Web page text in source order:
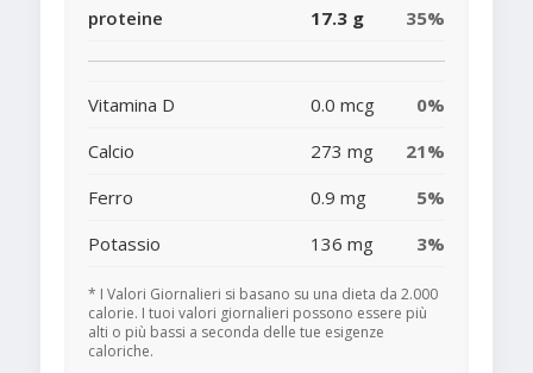
proteine
17.3 g 35%
Vitamina D 0.0 mcg
0%
Calcio
273 mg
21%
Ferro
0.9 mg
5%
Potassio
136 mg 3%
* I Valori Giornalieri si basano su una dieta da 2.000
calorie. I tuoi valori giornalieri possono essere più
alti o più bassi a seconda delle tue esigenze
caloriche.